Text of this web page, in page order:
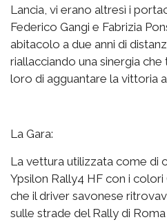
Lancia, vi erano altresì i
Federico Gangi e Fabrizia
abitacolo a due anni di
riallacciando una sinergia
loro di agguantare la vittoria
La Gara:
La vettura utilizzata come di
Ypsilon Rally4 HF con i
che il driver savonese
sulle strade del Rally di